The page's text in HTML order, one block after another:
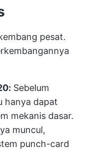
pesat.
Sebelum
hanya dapat
mekanis dasar.
muncul,
punch-card